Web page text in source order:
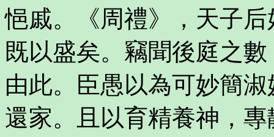
悒戚。《周禮》，天子
既以盛矣。竊聞後庭之
由此。臣愚以為可妙簡
還家。且以育精養神，